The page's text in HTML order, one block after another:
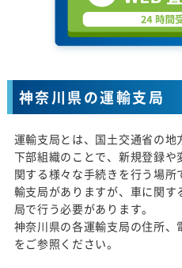
神奈川県の運輸支局
運輸支局とは、国土交通省の
下部組織のことで、新規登録
関する様々な手続きを行う場
輸支局がありますが、車に関
局で行う必要があります。
神奈川県の各運輸支局の住所
をご参照ください。